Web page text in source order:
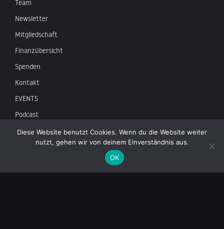
Team
Newsletter
Mitgliedschaft
Finanzübersicht
Spenden
Kontakt
EVENTS
Podcast
Newsletter
Tragen Sie sich in unsere Mailingliste ein, um die neuesten
Nachrichten über unabhängigen Journalismus zu erhalten:
Diese Website benutzt Cookies. Wenn du die Website weiter
nutzt, gehen wir von deinem Einverständnis aus.
OK